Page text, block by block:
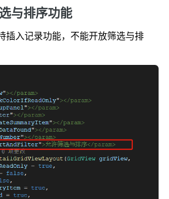
与排序功能
插入记录功能，不能开放筛选与排